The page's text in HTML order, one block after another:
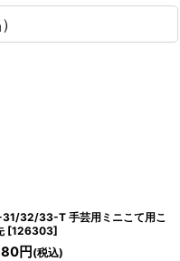
32/33-T 手芸用ミニこて用こ
[126303]
円 (税込)